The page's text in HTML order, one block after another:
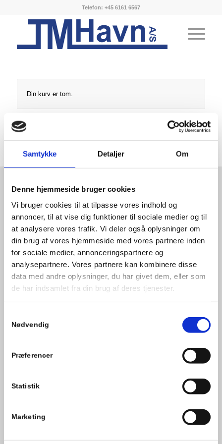
Samtykke Detaljer Om
Denne hjemmeside bruger cookies
Vi bruger cookies til at tilpasse vores indhold og
annoncer, til at vise dig funktioner til sociale medier og til
at analysere vores trafik. Vi deler også oplysninger om
din brug af vores hjemmeside med vores partnere inden
for sociale medier, annonceringspartnere og
analysepartnere. Vores partnere kan kombinere disse
data med andre oplysninger, du har givet dem, eller som
de har indsamlet fra din brug af deres tjenester.
Nødvendig
Præferencer
Statistik
Marketing
Telefon: +45 6161 6567
Din kurv er tom.
Tilbage til shoppen
BETINGELSER
Betalings- og leveringsbetingelser
Privatlivspolitik
Alle hverdage mellem 08.00 – 16.00
Ring og aftale nærmere.